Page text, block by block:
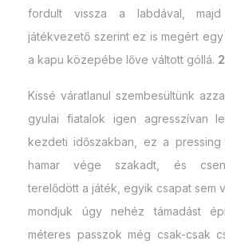
fordult vissza a labdával,
játékvezető szerint ez is megért egy
a kapu közepébe lőve váltott góllá.
Kissé váratlanul szembesültünk
gyulai fiatalok igen agresszívan
kezdeti időszakban, ez a pressing
hamar vége szakadt, és
terelődött a játék, egyik csapat sem
mondjuk úgy nehéz támadást
méteres passzok még csak-csak